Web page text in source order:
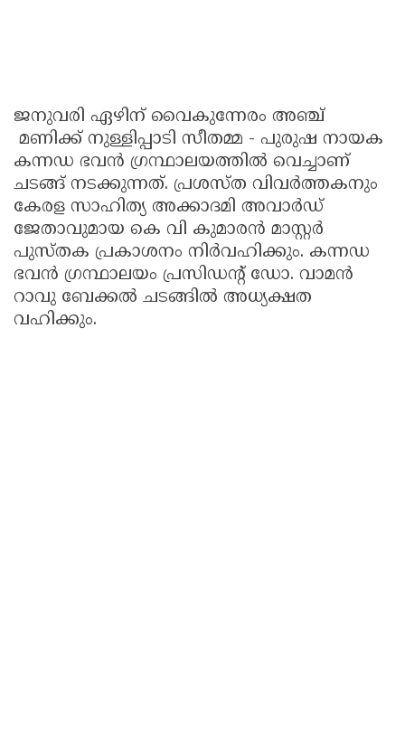
ജനുവരി ഏഴിന് വൈകുന്നേരം അഞ്ച്
മണിക്ക് നുള്ളിപ്പാടി സീതമ്മ - പുരുഷ നായക
കന്നഡ ഭവൻ ഗ്രന്ഥാലയത്തിൽ വെച്ചാണ്
ചടങ്ങ് നടക്കുന്നത്. പ്രശസ്ത വിവർത്തകനും
കേരള സാഹിത്യ അക്കാദമി അവാർഡ്
ജേതാവുമായ കെ വി കുമാരൻ മാസ്റ്റർ
പുസ്തക പ്രകാശനം നിർവഹിക്കും. കന്നഡ
ഭവൻ ഗ്രന്ഥാലയം പ്രസിഡന്റ് ഡോ. വാമൻ
റാവു ബേക്കൽ ചടങ്ങിൽ അധ്യക്ഷത
വഹിക്കും.